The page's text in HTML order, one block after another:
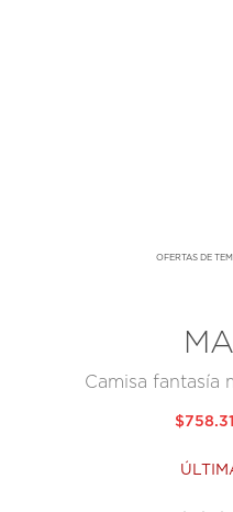
OFERTAS DE
Camisa fantasía
$758.31